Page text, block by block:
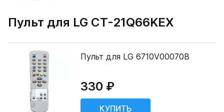
Пульт для LG CT-21Q66KEX
Пульт для LG 6710V00070B
330 ₽